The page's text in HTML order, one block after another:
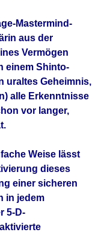
Mastermind-
aus der
Vermögen
einem Shinto-
uraltes Geheimnis,
alle Erkenntnisse
vor langer,
Weise lässt
dieses
einer sicheren
in jedem
5-D-